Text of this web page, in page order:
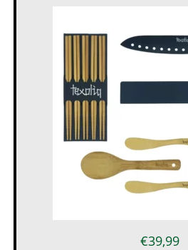
€39,99